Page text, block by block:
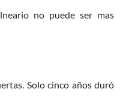
no puede ser mas
Solo cinco años duró